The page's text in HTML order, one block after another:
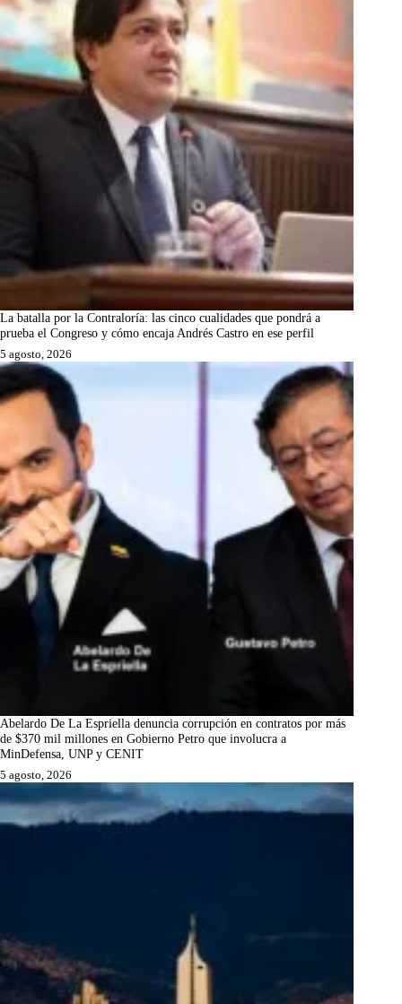
La batalla por la Contraloría: las cinco cualidades que pondrá a
prueba el Congreso y cómo encaja Andrés Castro en ese perfil
5 agosto, 2026
Abelardo De La Espriella denuncia corrupción en contratos por más
de $370 mil millones en Gobierno Petro que involucra a
MinDefensa, UNP y CENIT
5 agosto, 2026